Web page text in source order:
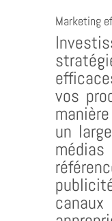
Marketing
vos
un